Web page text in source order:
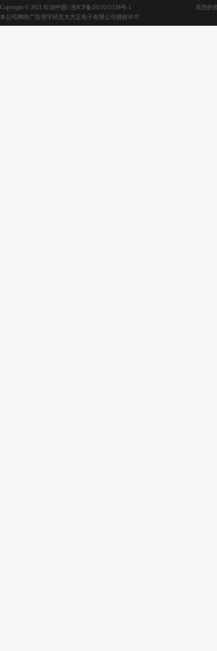
Copyright © 2021 红动中国 | 浙ICP备2021015139号-1
若您的
本公司网络广告用字经北大方正电子有限公司授权许可